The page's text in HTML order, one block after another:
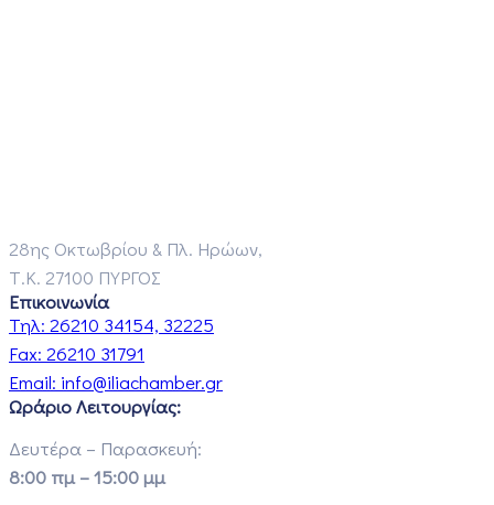
28ης Οκτωβρίου & Πλ. Ηρώων,
Τ.Κ. 27100 ΠΥΡΓΟΣ
Επικοινωνία
Τηλ: 26210 34154, 32225
Fax: 26210 31791
Email: info@iliachamber.gr
Ωράριο Λειτουργίας:
Δευτέρα – Παρασκευή:
8:00 πμ – 15:00 μμ